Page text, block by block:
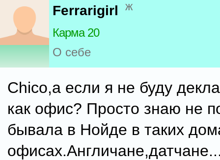
Ferrarigirl ж
Карма 20
О себе
Chico,а если я не буду
как офис? Просто знаю не
бывала в Нойде в таких